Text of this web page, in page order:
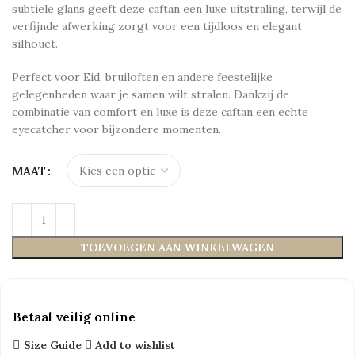
subtiele glans geeft deze caftan een luxe uitstraling, terwijl de
verfijnde afwerking zorgt voor een tijdloos en elegant
silhouet.
Perfect voor Eid, bruiloften en andere feestelijke
gelegenheden waar je samen wilt stralen. Dankzij de
combinatie van comfort en luxe is deze caftan een echte
eyecatcher voor bijzondere momenten.
MAAT
TOEVOEGEN AAN WINKELWAGEN
Betaal veilig online
Size Guide Add to wishlist